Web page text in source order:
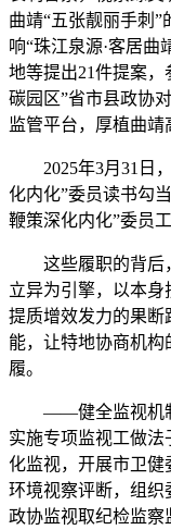
曲靖“五张靓丽手刺
响“珠江泉源·客居
地等提出21件提案
碳园区”省市县政协
监管平台，厚植曲靖
2025年3月31日，
化内化”委员读书勾
鞭策深化内化”委员
这些履职的背后，
立异为引擎，以本身
提质增效发力的果断
能，让特地协商机
履。
——健全监视机制
实施专项监视工做法
化监视，开展市卫健
环境视察评断，组织
政协监视取纪检监察